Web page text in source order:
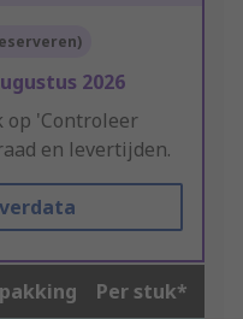
2026
op 'Controleer
en levertijden.
Per stuk*